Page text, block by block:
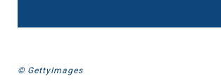
© GettyImages